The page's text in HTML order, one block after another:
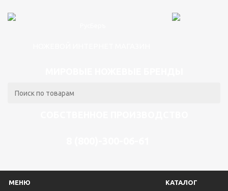
МЕНЮ КАТАЛОГ